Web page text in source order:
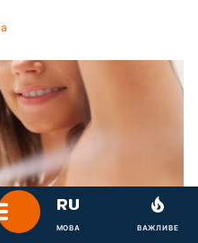
МОВА ВАЖЛИВЕ